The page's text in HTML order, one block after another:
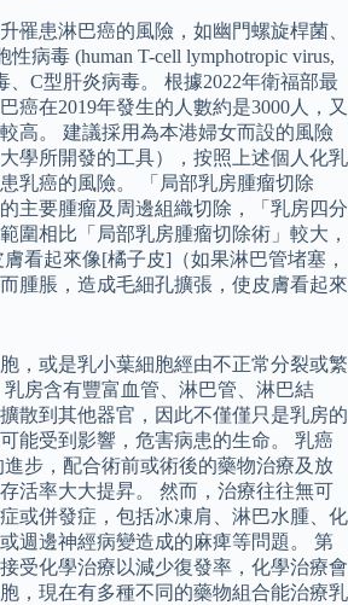
罹患淋巴癌的風險，如幽門螺旋桿菌、
病毒 (human T-cell lymphotropic virus,
、C型肝炎病毒。 根據2022年衛福部最
癌在2019年發生的人數約是3000人，又
高。 建議採用為本港婦女而設的風險
學所開發的工具），按照上述個人化乳
乳癌的風險。 「局部乳房腫瘤切除
主要腫瘤及周邊組織切除，「乳房四分
圍相比「局部乳房腫瘤切除術」較大，
看起來像[橘子皮]（如果淋巴管堵塞，
腫脹，造成毛細孔擴張，使皮膚看起來
，或是乳小葉細胞經由不正常分裂或繁
房含有豐富血管、淋巴管、淋巴結
散到其他器官，因此不僅僅只是乳房的
能受到影響，危害病患的生命。 乳癌
步，配合術前或術後的藥物治療及放
活率大大提昇。 然而，治療往往無可
或併發症，包括冰凍肩、淋巴水腫、化
週邊神經病變造成的麻痺等問題。 第
受化學治療以減少復發率，化學治療會
，現在有多種不同的藥物組合能治療乳